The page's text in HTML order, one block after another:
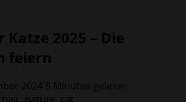
2025 – Die
feiern
2024 8 Minuten gelesen